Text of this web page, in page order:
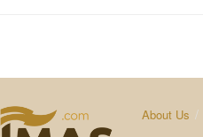
About Us